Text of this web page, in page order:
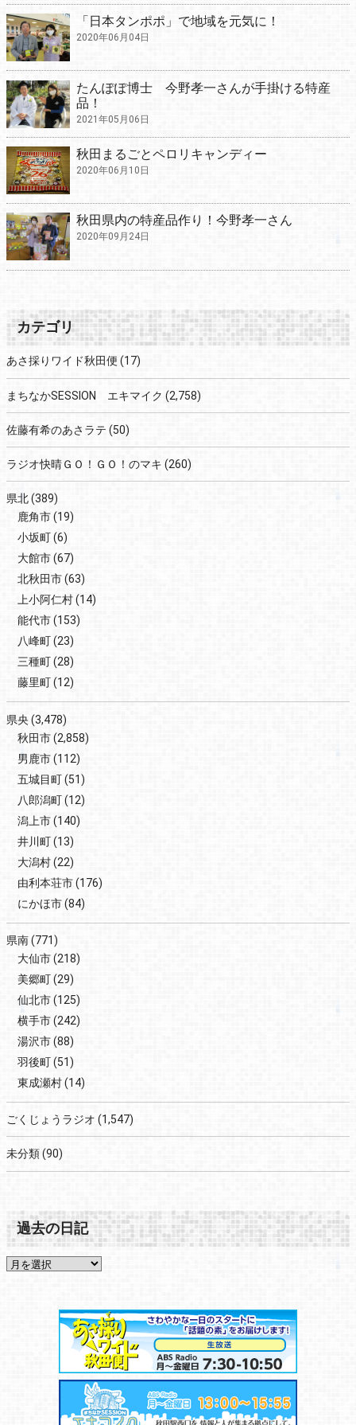
「日本タンポポ」で地域を元気に！
2020年06月04日
たんぽぽ博士 今野孝一さんが手掛ける特産
品！
2021年05月06日
秋田まるごとペロリキャンディー
2020年06月10日
秋田県内の特産品作り！今野孝一さん
2020年09月24日
カテゴリ
あさ採りワイド秋田便 (17)
まちなかSESSION エキマイク (2,758)
佐藤有希のあさラテ (50)
ラジオ快晴ＧＯ！ＧＯ！のマキ (260)
県北(389)
鹿角市(19)
小坂町(6)
大館市(67)
北秋田市(63)
上小阿仁村(14)
能代市(153)
八峰町(23)
三種町(28)
藤里町(12)
県央 (3,478)
秋田市(2,858)
男鹿市(112)
五城目町(51)
八郎潟町(12)
潟上市(140)
井川町(13)
大潟村(22)
由利本荘市(176)
にかほ市(84)
県南(771)
大仙市(218)
美郷町(29)
仙北市(125)
横手市(242)
湯沢市(88)
羽後町(51)
東成瀬村(14)
ごくじょうラジオ (1,547)
未分類(90)
過去の日記